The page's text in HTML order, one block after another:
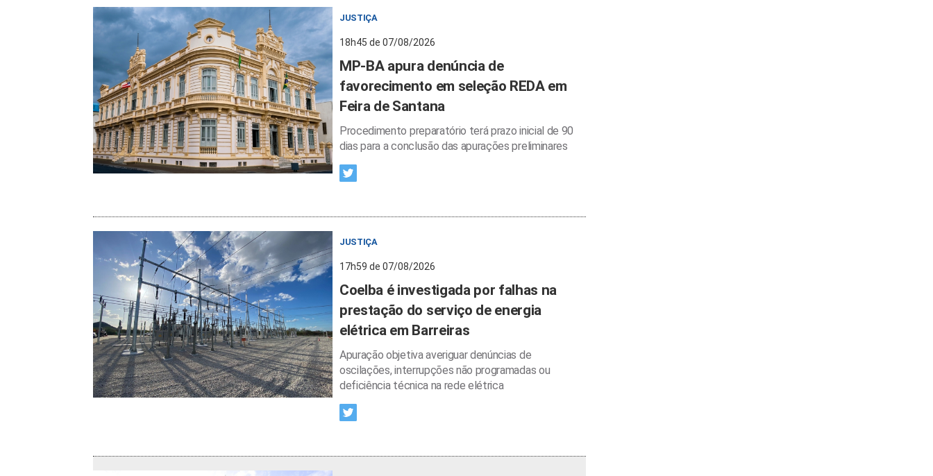
JUSTIÇA
18h45 de 07/08/2026
MP-BA apura denúncia de
favorecimento em seleção REDA em
Feira de Santana
Procedimento preparatório terá prazo inicial de 90
dias para a conclusão das apurações preliminares
JUSTIÇA
17h59 de 07/08/2026
Coelba é investigada por falhas na
prestação do serviço de energia
elétrica em Barreiras
Apuração objetiva averiguar denúncias de
oscilações, interrupções não programadas ou
deficiência técnica na rede elétrica